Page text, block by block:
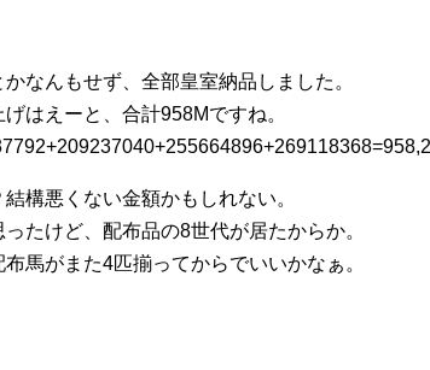
かなんもせず、全部皇室納品しました。
はえーと、合計958Mですね。
結構悪くない金額かもしれない。
ったけど、配布品の8世代が居たからか。
布馬がまた4匹揃ってからでいいかなぁ。